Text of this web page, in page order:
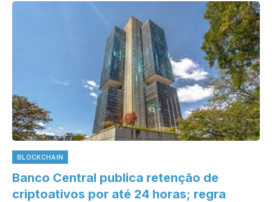
BLOCKCHAIN
Banco Central publica retenção de
criptoativos por até 24 horas; regra